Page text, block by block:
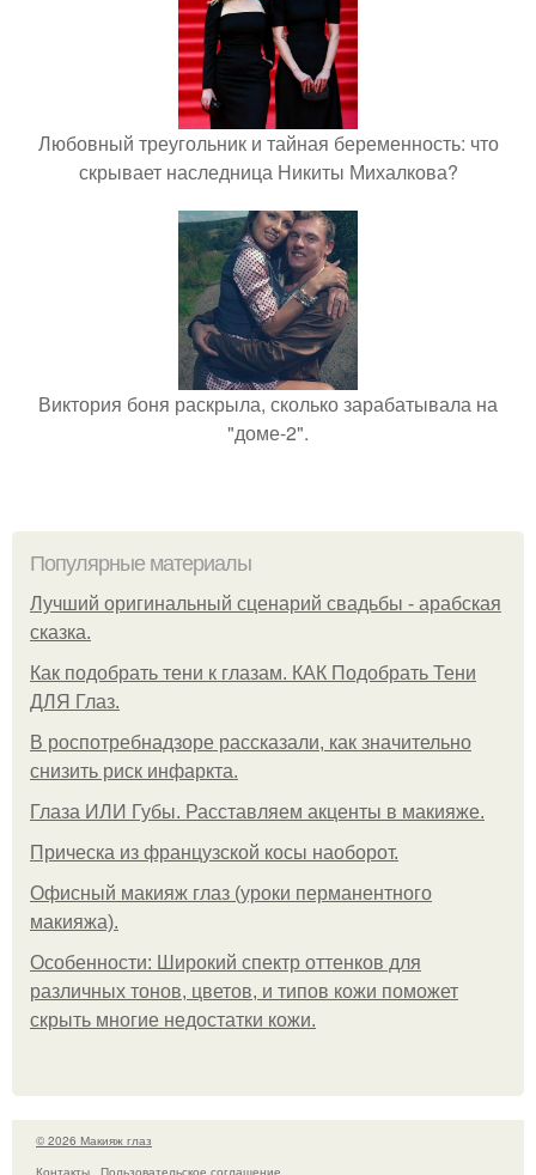
Любовный треугольник и тайная беременность: что
скрывает наследница Никиты Михалкова?
Виктория боня раскрыла, сколько зарабатывала на
"доме-2".
Популярные материалы
Лучший оригинальный сценарий свадьбы - арабская
сказка.
Как подобрать тени к глазам. КАК Подобрать Тени
ДЛЯ Глаз.
В роспотребнадзоре рассказали, как значительно
снизить риск инфаркта.
Глаза ИЛИ Губы. Расставляем акценты в макияже.
Прическа из французской косы наоборот.
Офисный макияж глаз (уроки перманентного
макияжа).
Особенности: Широкий спектр оттенков для
различных тонов, цветов, и типов кожи поможет
скрыть многие недостатки кожи.
© 2026 Макияж глаз